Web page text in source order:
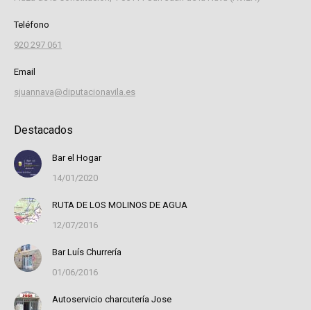
Teléfono
920 297 061
Email
sjuannava@diputacionavila.es
Destacados
Bar el Hogar
14/01/2020
RUTA DE LOS MOLINOS DE AGUA
12/07/2016
Bar Luís Churrería
01/06/2016
Autoservicio charcutería Jose